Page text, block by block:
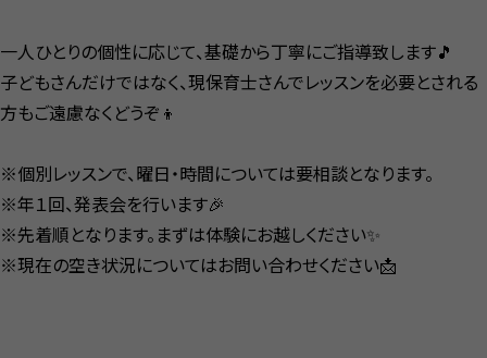
一人ひとりの個性に応じて、基礎から丁寧にご指導致します🎵
子どもさんだけではなく、現保育士さんでレッスンを必要とされる
方もご遠慮なくどうぞ👦
※個別レッスンで、曜日・時間については要相談となります。
※年１回、発表会を行います🎉
※先着順となります。まずは体験にお越しください✨
※現在の空き状況についてはお問い合わせください📩